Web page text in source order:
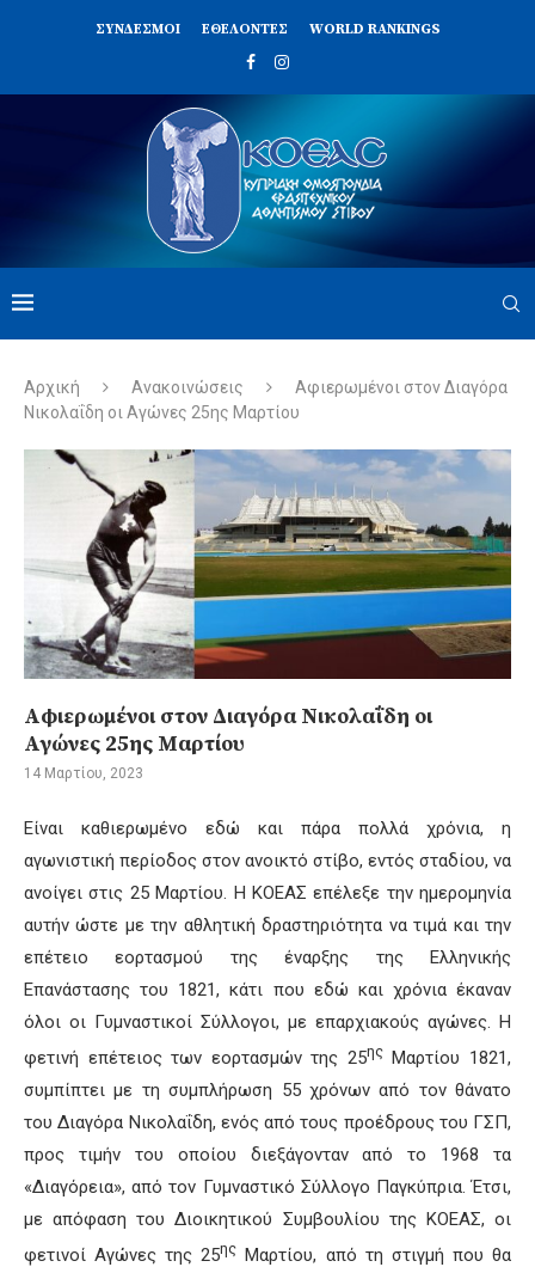
ΣΥΝΔΈΣΜΟΙ ΕΘΕΛΟΝΤΈΣ WORLD RANKINGS
Αρχική Ανακοινώσεις
Αφιερωμένοι στον Διαγόρα
Νικολαΐδη οι Αγώνες 25ης Μαρτίου
Αφιερωμένοι στον Διαγόρα Νικολαΐδη οι
Αγώνες 25ης Μαρτίου
14 Μαρτίου, 2023
Είναι καθιερωμένο εδώ και πάρα πολλά χρόνια, η
αγωνιστική περίοδος στον ανοικτό στίβο, εντός σταδίου, να
ανοίγει στις 25 Μαρτίου. Η ΚΟΕΑΣ επέλεξε την ημερομηνία
αυτήν ώστε με την αθλητική δραστηριότητα να τιμά και την
επέτειο εορτασμού της έναρξης της Ελληνικής
Επανάστασης του 1821, κάτι που εδώ και χρόνια έκαναν
όλοι οι Γυμναστικοί Σύλλογοι, με επαρχιακούς αγώνες. Η
φετινή επέτειος των εορτασμών της 25ηςΜαρτίου 1821,
συμπίπτει με τη συμπλήρωση 55 χρόνων από τον θάνατο
του Διαγόρα Νικολαΐδη, ενός από τους προέδρους του ΓΣΠ,
προς τιμήν του οποίου διεξάγονταν από το 1968 τα
«Διαγόρεια», από τον Γυμναστικό Σύλλογο Παγκύπρια. Έτσι,
με απόφαση του Διοικητικού Συμβουλίου της ΚΟΕΑΣ, οι
φετινοί Αγώνες της 25ης Μαρτίου, από τη στιγμή που θα